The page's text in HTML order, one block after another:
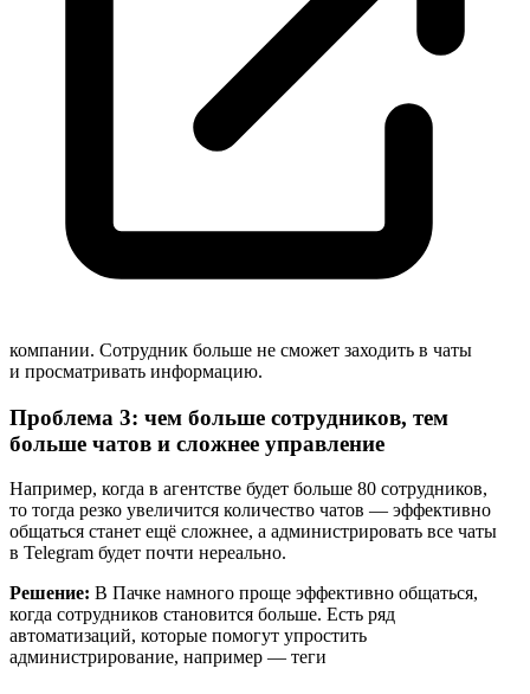
компании. Сотрудник больше не сможет заходить в чаты
и просматривать информацию.
Проблема 3: чем больше сотрудников, тем
больше чатов и сложнее управление
Например, когда в агентстве будет больше 80 сотрудников,
то тогда резко увеличится количество чатов — эффективно
общаться станет ещё сложнее, а администрировать все чаты
в Telegram будет почти нереально.
Решение: В Пачке намного проще эффективно общаться,
когда сотрудников становится больше. Есть ряд
автоматизаций, которые помогут упростить
администрирование, например — теги